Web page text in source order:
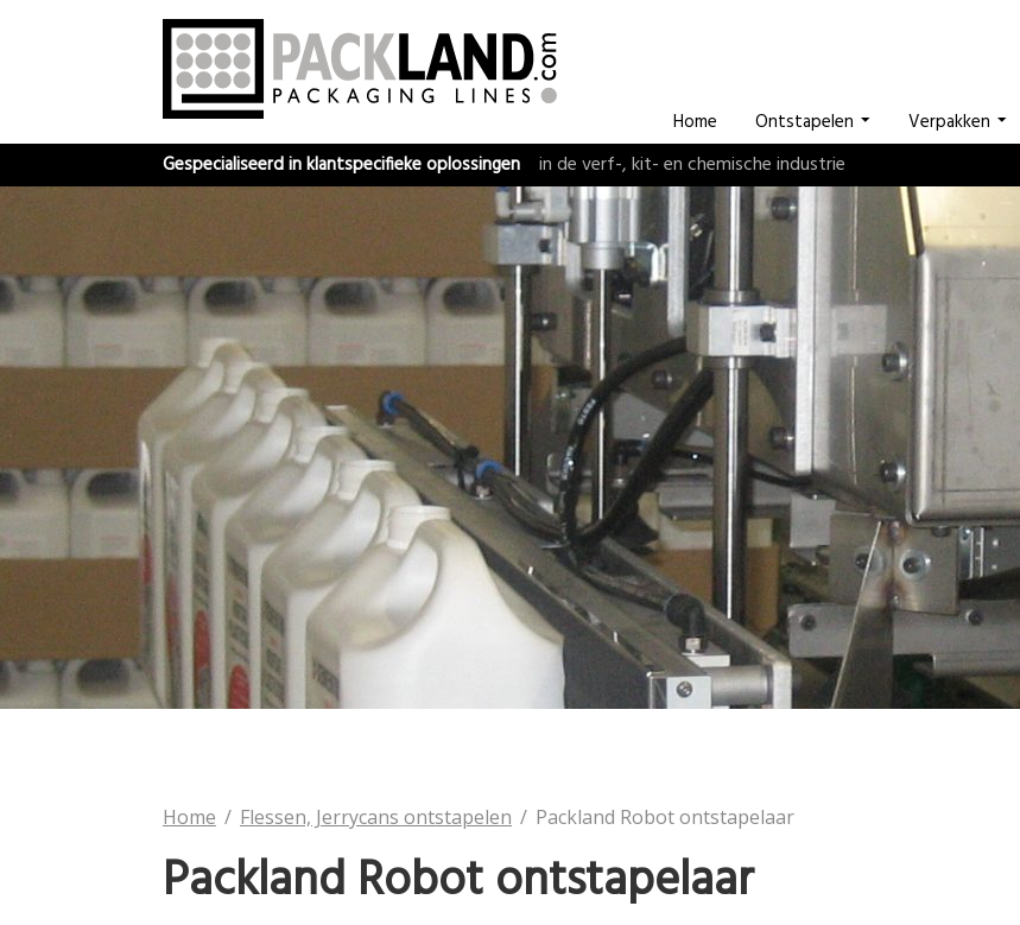
Home Ontstapelen Verpakken
Gespecialiseerd in klantspecifieke oplossingen
in de verf-, kit- en chemische industrie
Home Flessen, Jerrycans ontstapelen Packland Robot ontstapelaar
Packland Robot ontstapelaar